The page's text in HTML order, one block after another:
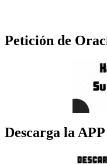
Petición de
Descarga la APP